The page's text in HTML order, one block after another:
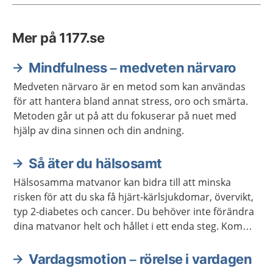
Mer på 1177.se
Mindfulness – medveten närvaro
Medveten närvaro är en metod som kan användas
för att hantera bland annat stress, oro och smärta.
Metoden går ut på att du fokuserar på nuet med
hjälp av dina sinnen och din andning.
Så äter du hälsosamt
Hälsosamma matvanor kan bidra till att minska
risken för att du ska få hjärt-kärlsjukdomar, övervikt,
typ 2-diabetes och cancer. Du behöver inte förändra
dina matvanor helt och hållet i ett enda steg. Kom
Vardagsmotion – rörelse i vardagen